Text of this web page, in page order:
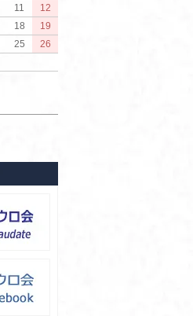
11
12
18
19
25
26